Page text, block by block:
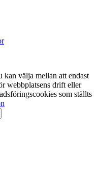
kan välja mellan att endast
webbplatsens drift eller
som ställts